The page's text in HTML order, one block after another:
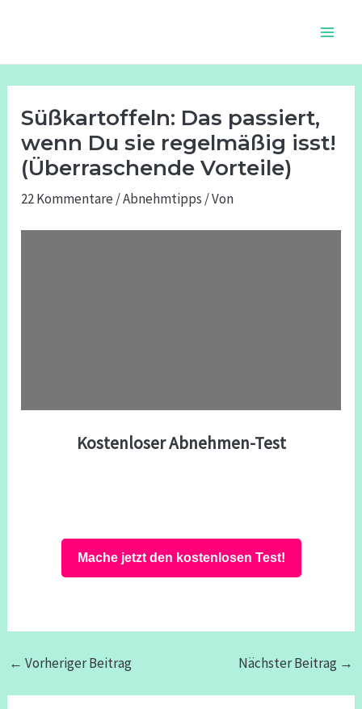
Süßkartoffeln: Das passiert,
wenn Du sie regelmäßig isst!
(Überraschende Vorteile)
22 Kommentare /Abnehmtipps / Von
Kostenloser Abnehmen-Test
Mache jetzt den kostenlosen Test!
← Vorheriger Beitrag Nächster Beitrag →